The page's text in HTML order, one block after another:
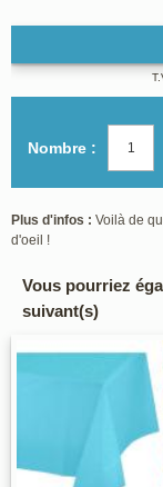
Nombre :
Plus d'infos : Voilà de
d'oeil !
Vous pourriez
suivant(s)